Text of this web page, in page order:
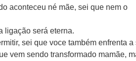
aconteceu né mãe, sei que nem o
ligação será eterna.
sei que voce também enfrenta
vem sendo transformado mamãe,